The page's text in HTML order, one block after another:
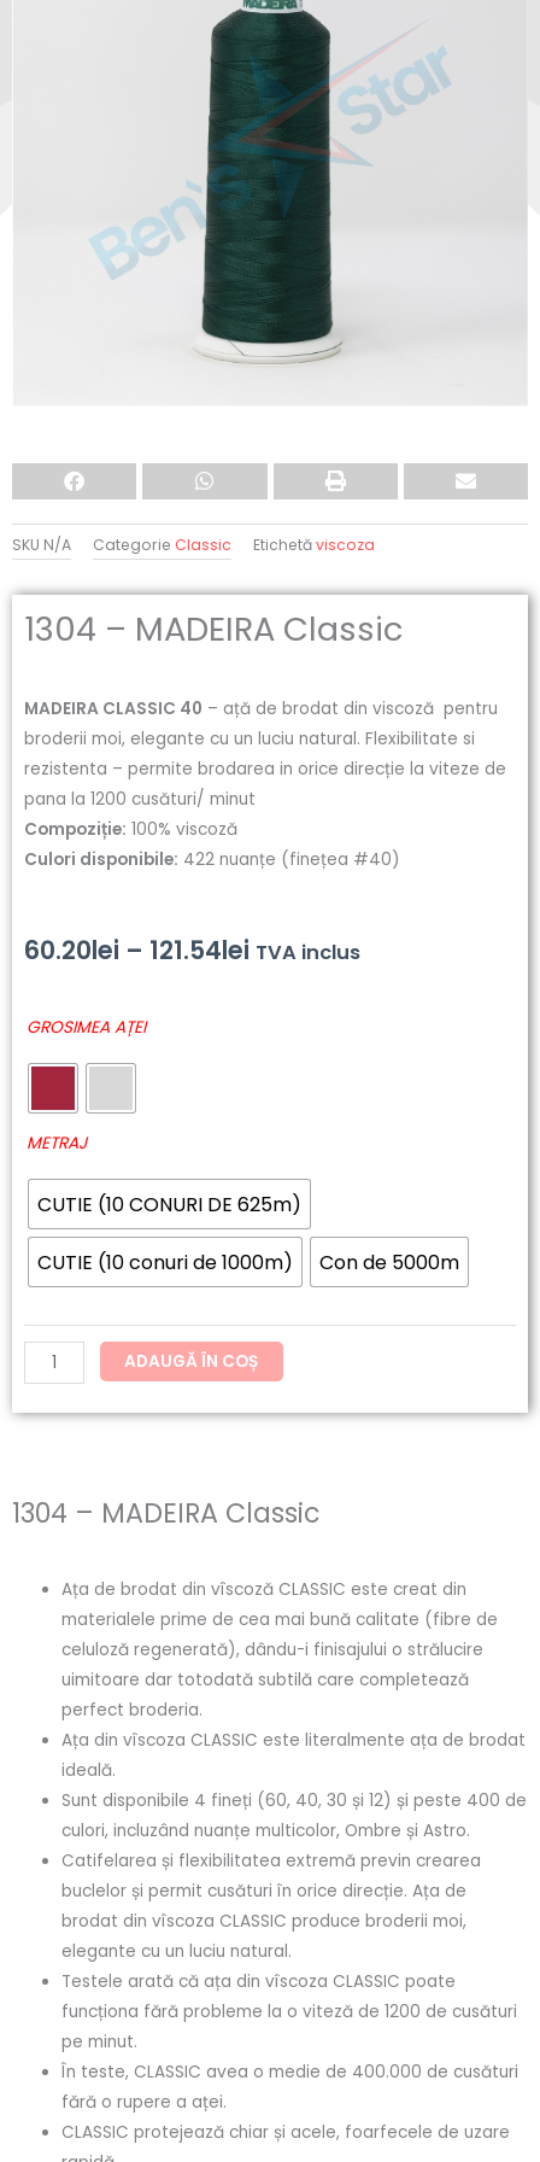
SKU N/A Categorie Classic Etichetăviscoza
1304 – MADEIRA Classic
MADEIRA CLASSIC 40 – ață de brodat din viscoză pentru
broderii moi, elegante cu un luciu natural. Flexibilitate si
rezistenta – permite brodarea in orice direcție la viteze de
pana la 1200 cusături/ minut
Compoziție: 100% viscoză
Culori disponibile: 422 nuanțe (finețea #40)
60.20lei – 121.54lei Interval
la
121.54lei
TVA inclus
GROSIMEA AȚEI
METRAJ
CUTIE (10 CONURI DE 625m)
CUTIE (10 conuri de 1000m) Con de 5000m
Cantitate
MADEIRA
Classic
ADAUGĂ ÎN COȘ
1304 – MADEIRA Classic
Ața de brodat din vîscoză CLASSIC este creat din
materialele prime de cea mai bună calitate (fibre de
celuloză regenerată), dându-i finisajului o strălucire
uimitoare dar totodată subtilă care completează
perfect broderia.
Ața din vîscoza CLASSIC este literalmente ața de brodat
ideală.
Sunt disponibile 4 fineți (60, 40, 30 și 12) și peste 400 de
culori, incluzând nuanțe multicolor, Ombre și Astro.
Catifelarea și flexibilitatea extremă previn crearea
buclelor și permit cusături în orice direcție. Ața de
brodat din vîscoza CLASSIC produce broderii moi,
elegante cu un luciu natural.
Testele arată că ața din vîscoza CLASSIC poate
funcționa fără probleme la o viteză de 1200 de cusături
pe minut.
În teste, CLASSIC avea o medie de 400.000 de cusături
fără o rupere a aței.
CLASSIC protejează chiar și acele, foarfecele de uzare